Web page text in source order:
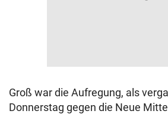
Groß war die Aufregung, als
Donnerstag gegen die Neue